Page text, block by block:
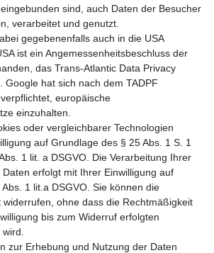
sind, auch Daten der Besucher
verarbeitet und genutzt.
gegebenenfalls auch in die USA
ist ein Angemessenheitsbeschluss der
das Trans-Atlantic Data Privacy
Google hat sich nach dem TADPF
europäische
einzuhalten.
oder vergleichbarer Technologien
auf Grundlage des § 25 Abs. 1 S. 1
1 lit. a DSGVO. Die Verarbeitung Ihrer
erfolgt mit Ihrer Einwilligung auf
1 lit.a DSGVO. Sie können die
widerrufen, ohne dass die Rechtmäßigkeit
bis zum Widerruf erfolgten
zur Erhebung und Nutzung der Daten